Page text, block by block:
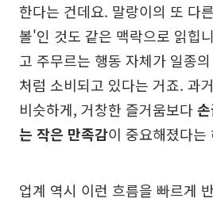
한다는 건데요. 말랑이의 또 다
볼'인 것도 같은 맥락으로 읽힙
고 주무르는 행동 자체가 일종
처럼 소비되고 있다는 거죠. 과
비슷하게, 거창한 즐거움보다
는 작은 만족감이 중요해졌다는
업계 역시 이런 흐름을 빠르게